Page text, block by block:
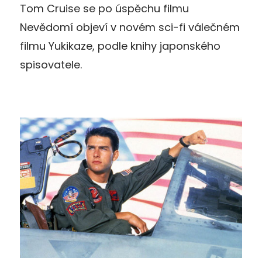
Tom Cruise se po úspěchu filmu
Nevědomí objeví v novém sci-fi válečném
filmu Yukikaze, podle knihy japonského
spisovatele.